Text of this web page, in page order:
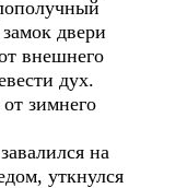
двери
внешнего
дух.
зимнего
на
уткнулся